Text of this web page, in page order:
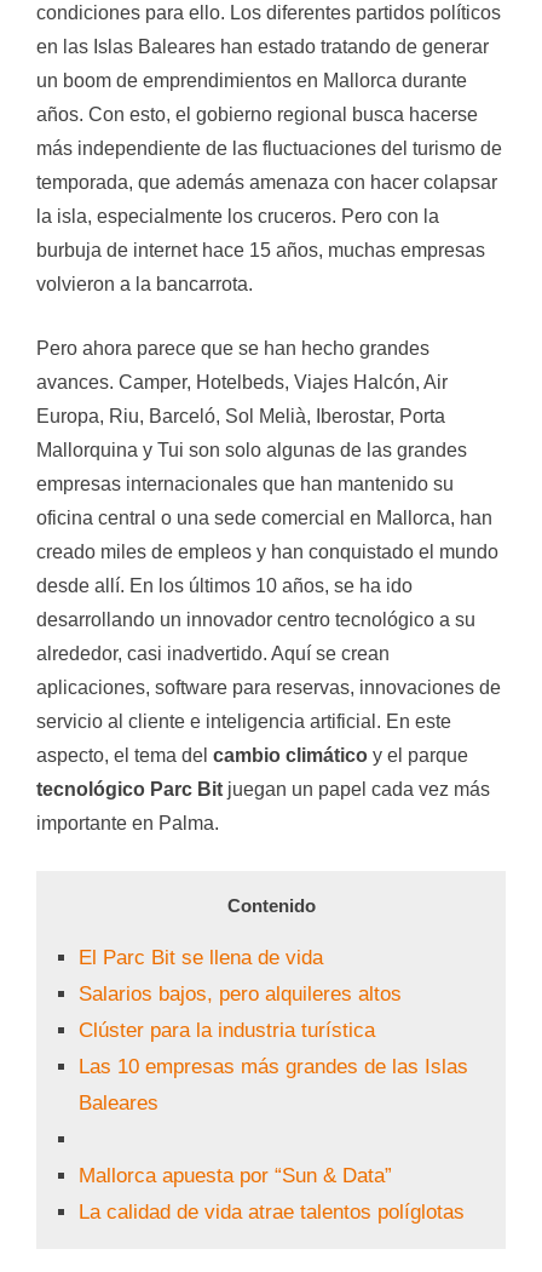
condiciones para ello. Los diferentes partidos políticos
en las Islas Baleares han estado tratando de generar
un boom de emprendimientos en Mallorca durante
años. Con esto, el gobierno regional busca hacerse
más independiente de las fluctuaciones del turismo de
temporada, que además amenaza con hacer colapsar
la isla, especialmente los cruceros. Pero con la
burbuja de internet hace 15 años, muchas empresas
volvieron a la bancarrota.
Pero ahora parece que se han hecho grandes
avances. Camper, Hotelbeds, Viajes Halcón, Air
Europa, Riu, Barceló, Sol Melià, Iberostar, Porta
Mallorquina y Tui son solo algunas de las grandes
empresas internacionales que han mantenido su
oficina central o una sede comercial en Mallorca, han
creado miles de empleos y han conquistado el mundo
desde allí. En los últimos 10 años, se ha ido
desarrollando un innovador centro tecnológico a su
alrededor, casi inadvertido. Aquí se crean
aplicaciones, software para reservas, innovaciones de
servicio al cliente e inteligencia artificial. En este
aspecto, el tema del cambio climático y el parque
tecnológico Parc Bit juegan un papel cada vez más
importante en Palma.
Contenido
El Parc Bit se llena de vida
Salarios bajos, pero alquileres altos
Clúster para la industria turística
Las 10 empresas más grandes de las Islas
Baleares
Mallorca apuesta por “Sun & Data”
La calidad de vida atrae talentos políglotas